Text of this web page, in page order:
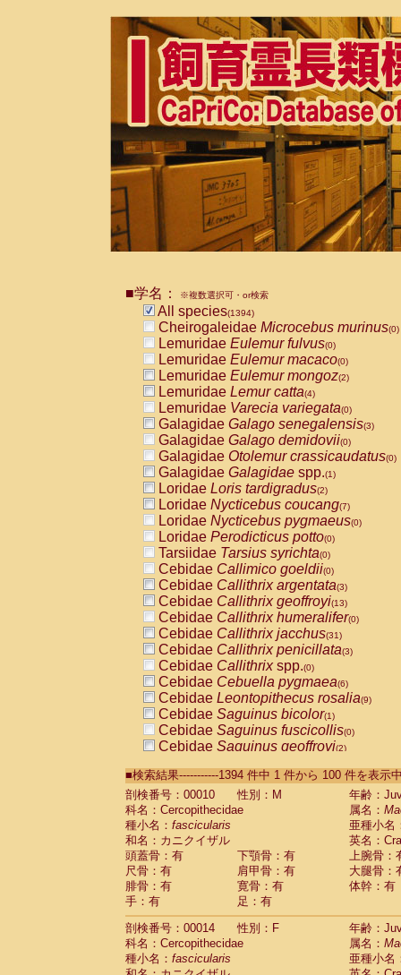
■学名： ※複数選択可・or検索
All species(1394)
Cheirogaleidae Microcebus murinus(0)
Lemuridae Eulemur fulvus(0)
Lemuridae Eulemur macaco(0)
Lemuridae Eulemur mongoz(2)
Lemuridae Lemur catta(4)
Lemuridae Varecia variegata(0)
Galagidae Galago senegalensis(3)
Galagidae Galago demidovii(0)
Galagidae Otolemur crassicaudatus(0)
Galagidae Galagidae spp.(1)
Loridae Loris tardigradus(2)
Loridae Nycticebus coucang(7)
Loridae Nycticebus pygmaeus(0)
Loridae Perodicticus potto(0)
Tarsiidae Tarsius syrichta(0)
Cebidae Callimico goeldii(0)
Cebidae Callithrix argentata(3)
Cebidae Callithrix geoffroyi(13)
Cebidae Callithrix humeralifer(0)
Cebidae Callithrix jacchus(31)
Cebidae Callithrix penicillata(3)
Cebidae Callithrixspp.(0)
Cebidae Cebuella pygmaea(6)
Cebidae Leontopithecus rosalia(9)
Cebidae Saguinus bicolor(1)
Cebidae Saguinus fuscicollis(0)
Cebidae Saguinus geoffroyi(2)
CebidaeSaguinus labiatus(0)
Cebidae Saguinus leucopus (6)
CebidaeSaguinus midas
CebidaeSaguinus mystax
CebidaeSaguinus nigricollis (34)
Cebidae Saguinus oedipus
Cebidae Saguinus weddelli
Cebidae Saguinusspp.
Cebidae Aotus trivirgatus
Cebidae Cebus albifrons
CebidaeCebus apella
CebidaeCebus capucinus
CebidaeCebus nigrivittatus
■検索結果-----------1394 件中 1 件から 100 件を表示
剖検番号：00010
性別：M
年齢：
科名：Cercopithecidae
属名：
種小名： fascicularis
亜種小名
和名：カニクイザル
英名：
頭蓋骨：有
下顎骨：有
上腕骨：
尺骨：有
肩甲骨：有
大腿骨：
腓骨：有
寛骨：有
体幹：有
手：有
足：有
剖検番号：00014
性別：F
年齢：
科名：Cercopithecidae
属名：
種小名： fascicularis
亜種小名